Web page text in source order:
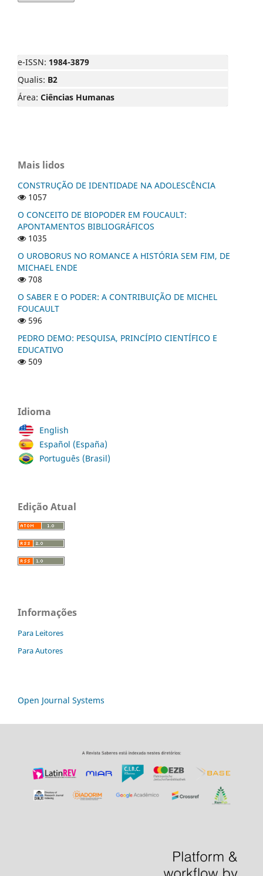
e-ISSN: 1984-3879
Qualis: B2
Área: Ciências Humanas
Mais lidos
CONSTRUÇÃO DE IDENTIDADE NA ADOLESCÊNCIA
1057
O CONCEITO DE BIOPODER EM FOUCAULT:
APONTAMENTOS BIBLIOGRÁFICOS
1035
O UROBORUS NO ROMANCE A HISTÓRIA SEM FIM, DE
MICHAEL ENDE
708
O SABER E O PODER: A CONTRIBUIÇÃO DE MICHEL
FOUCAULT
596
PEDRO DEMO: PESQUISA, PRINCÍPIO CIENTÍFICO E
EDUCATIVO
509
Idioma
English
Español (España)
Português (Brasil)
Edição Atual
Informações
Para Leitores
Para Autores
Open Journal Systems